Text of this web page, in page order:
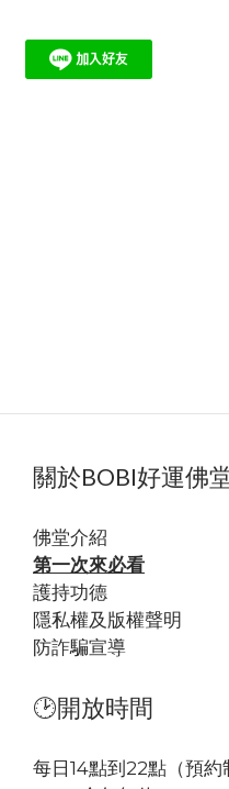
關於BOBI好運佛
佛堂介紹
第一次來必看
護持功德
隱私權及版權聲明
防詐騙宣導
🕑開放時間
每日14點到22點（預約